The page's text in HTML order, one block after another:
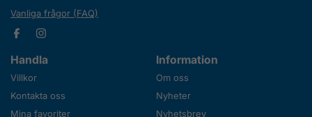
Vanliga frågor (FAQ)
Handla
Villkor
Kontakta oss
Mina favoriter
Information
Om oss
Nyheter
Nyhetsbrev